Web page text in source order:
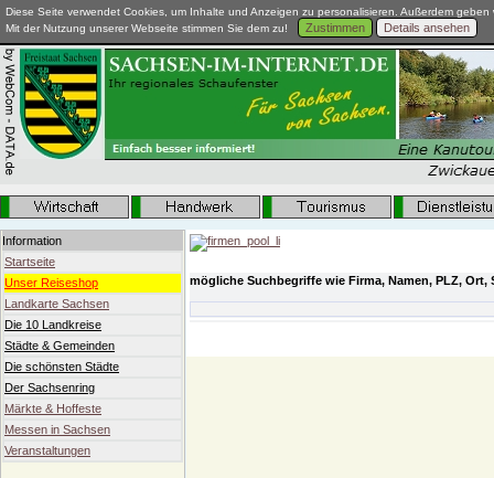
Diese Seite verwendet Cookies, um Inhalte und Anzeigen zu personalisieren. Außerdem
Mit der Nutzung unserer Webseite stimmen Sie dem zu!
Zustimmen Details ansehen
Information
Startseite
Unser Reiseshop
Landkarte Sachsen
Die 10 Landkreise
Städte & Gemeinden
Die schönsten Städte
Der Sachsenring
Märkte & Hoffeste
Messen in Sachsen
Veranstaltungen
mögliche Suchbegriffe wie Firma, Namen, PLZ, Ort,